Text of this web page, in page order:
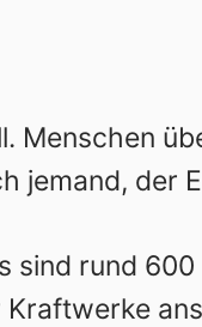
Menschen
jemand,
sind rund